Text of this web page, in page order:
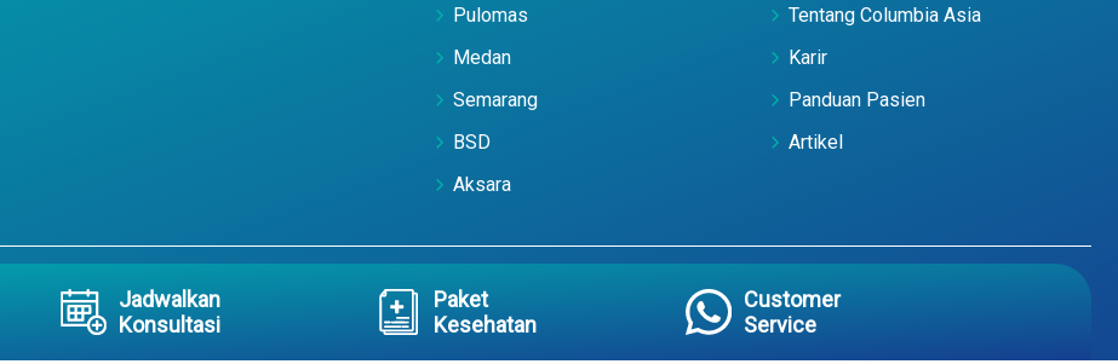
Pulomas
Medan
Semarang
BSD
Aksara
Tentang Columbia Asia
Karir
Panduan Pasien
Artikel
Reserved Terms of Use PDP Policy
Jadwalkan
Konsultasi
Paket
Kesehatan
Customer
Service